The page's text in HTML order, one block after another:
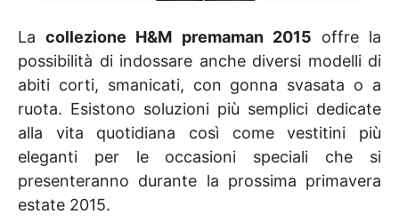
Lacollezione H&M premaman 2015 offre la
possibilità di indossare anche diversi modelli di
abiti corti, smanicati, con gonna svasata o a
ruota. Esistono soluzioni più semplici dedicate
alla vita quotidiana così come vestitini più
eleganti per le occasioni speciali che si
presenteranno durante la prossima primavera
estate 2015.